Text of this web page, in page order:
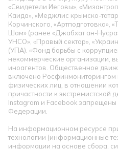
«Свидетели Иеговы»,
Каида», «Меджлис крымско-
Корчинского, «Артподготовка»,
Шам» (ранее «Джабхат ан-
УНСО», «Правый сектор»,
(УПА). «Фонд борьбы с
некоммерческие организации,
иноагентов. Общественное
включено Росфинмониторингом
физических лиц, в отношении
причастности к экстремистской
Instagram и Facebook
Федерации.
На информационном ресурсе
технологии (информационные
информации на основе сбора,